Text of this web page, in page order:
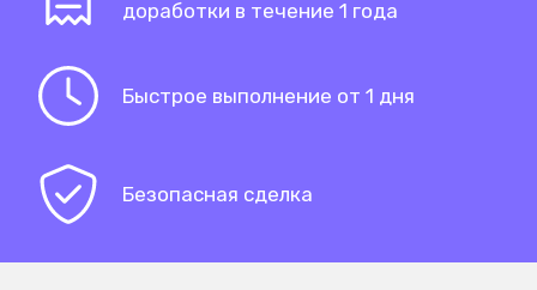
доработки в течение 1 года
Быстрое выполнение от 1 дня
Безопасная сделка